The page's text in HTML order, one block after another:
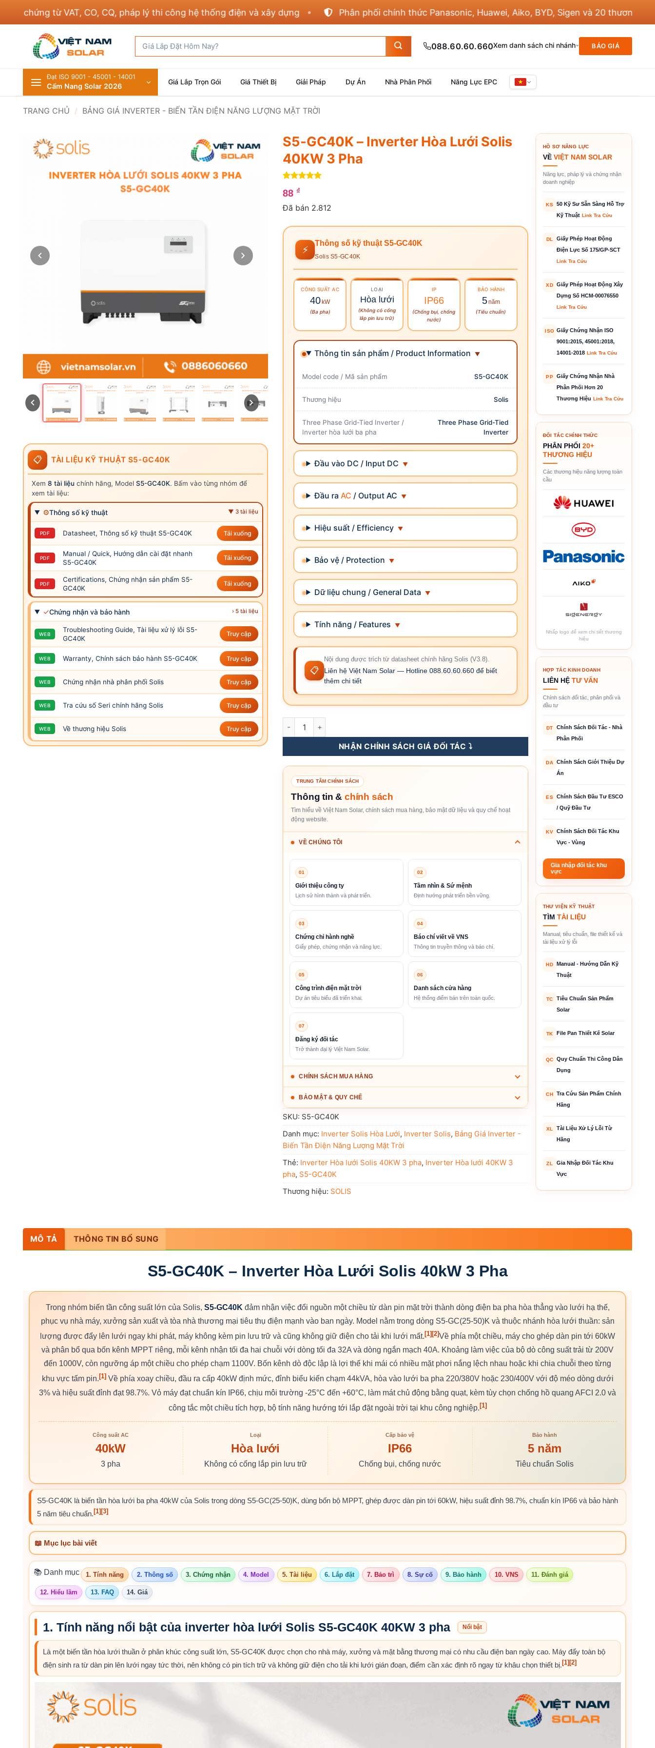
từ VAT, CO, CQ, pháp lý thi công hệ thống điện và xây dựng Phân phối chính thức Panasonic, Huawei, Aiko, BYD, Sigen và 20 thương hiệu khác
kiếm:
088.60.60.660Xem danh sách chi nhánh BÁO GIÁ
Đạt ISO 9001 - 45001 - 14001
Cẩm Nang Solar 2026 Giá Lắp Trọn Gói Giá Thiết Bị Giải Pháp Dự Án Nhà Phân Phối Năng Lực EPC
TRANG CHỦ / BẢNG GIÁ INVERTER - BIẾN TẦN ĐIỆN NĂNG LƯỢNG MẶT TRỜI
📋 TÀI LIỆU KỸ THUẬT S5-GC40K
Xem 8 tài liệu chính hãng, Model S5-GC40K. Bấm vào từng nhóm để
xem tài liệu:
⚙Thông số kỹ thuật ▼ 3 tài liệu
PDF Datasheet, Thông số kỹ thuật S5-GC40K Tải xuống
PDF
Manual / Quick, Hướng dẫn cài đặt nhanh
S5-GC40K
Tải xuống
PDF
Certifications, Chứng nhận sản phẩm S5-
GC40K
Tải xuống
✓Chứng nhận và bảo hành › 5 tài liệu
WEB
Troubleshooting Guide, Tài liệu xử lý lỗi S5-
GC40K
Truy cập
WEB Warranty, Chính sách bảo hành S5-GC40K Truy cập
WEB Chứng nhận nhà phân phối Solis Truy cập
WEB Tra cứu số Seri chính hãng Solis Truy cập
WEB Về thương hiệu Solis Truy cập
S5-GC40K – Inverter Hòa Lưới Solis
40KW 3 Pha
trên 5
dựa trên
88 ₫
Đã bán 2.812
⚡
Thông số kỹ thuật S5-GC40K
Solis S5-GC40K
CÔNG SUẤT AC
40kW
(Ba pha)
LOẠI
Hòa lưới
(Không có cổng
lắp pin lưu trữ)
IP
IP66
(Chống bụi, chống
nước)
BẢO HÀNH
5năm
(Tiêu chuẩn)
Thông tin sản phẩm / Product Information
Model code / Mã sản phẩm S5-GC40K
Thương hiệu Solis
Three Phase Grid-Tied Inverter /
Inverter hòa lưới ba pha
Three Phase Grid-Tied
Inverter
Đầu vào DC / Input DC
Đầu ra AC / Output AC
Hiệu suất / Efficiency
Bảo vệ / Protection
Dữ liệu chung / General Data
Tính năng / Features
📋
Nội dung được trích từ datasheet chính hãng Solis (V3.8).
Liên hệ Việt Nam Solar — Hotline 088.60.60.660 để biết
thêm chi tiết
S5-GC40K - Inverter Hòa Lưới Solis 40KW 3 Pha số lượng
NHẬN CHÍNH SÁCH GIÁ ĐỐI TÁC ⤵️
TRUNG TÂM CHÍNH SÁCH
Thông tin & chính sách
Tìm hiểu về Việt Nam Solar, chính sách mua hàng, bảo mật dữ liệu và quy chế hoạt
động website.
VỀ CHÚNG TÔI
01
Giới thiệu công ty
Lịch sử hình thành và phát triển.
02
Tầm nhìn & Sứ mệnh
Định hướng phát triển bền vững.
03
Chứng chỉ hành nghề
Giấy phép, chứng nhận và năng lực.
04
Báo chí viết về VNS
Thông tin truyền thông và báo chí.
05
Công trình điện mặt trời
Dự án tiêu biểu đã triển khai.
06
Danh sách cửa hàng
Hệ thống điểm bán trên toàn quốc.
07
Đăng ký đối tác
Trở thành đại lý Việt Nam Solar.
CHÍNH SÁCH MUA HÀNG
BẢO MẬT & QUY CHẾ
SKU: S5-GC40K
Danh mục: Inverter Solis Hòa Lưới, Inverter Solis, Bảng Giá Inverter -
Biến Tần Điện Năng Lượng Mặt Trời
Thẻ: Inverter Hòa lưới Solis 40KW 3 pha, Inverter Hòa lưới 40KW 3
pha, S5-GC40K
Thương hiệu: SOLIS
HỒ SƠ NĂNG LỰC
VỀ VIỆT NAM SOLAR
Năng lực, pháp lý và chứng nhận
doanh nghiệp
KS
50 Kỹ Sư Sẵn Sàng Hỗ Trợ
Kỹ Thuật Link Tra Cứu
DL
Giấy Phép Hoạt Động
Điện Lực Số 175/GP-SCT
Link Tra Cứu
XD
Giấy Phép Hoạt Động Xây
Dựng Số HCM-00076550
Link Tra Cứu
ISO Giấy Chứng Nhận ISO
9001:2015, 45001:2018,
14001-2018 Link Tra Cứu
PP
Giấy Chứng Nhận Nhà
Phân Phối Hơn 20
Thương Hiệu Link Tra Cứu
ĐỐI TÁC CHÍNH THỨC
PHÂN PHỐI 20+
THƯƠNG HIỆU
Các thương hiệu năng lượng toàn
cầu
Nhấp logo để xem chi tiết thương
hiệu
HỢP TÁC KINH DOANH
LIÊN HỆ TƯ VẤN
Chính sách đối tác, phân phối và
đầu tư
DT
Chính Sách Đối Tác - Nhà
Phân Phối
DA
Chính Sách Giới Thiệu Dự
Án
ES
Chính Sách Đầu Tư ESCO
/ Quỹ Đầu Tư
KV
Chính Sách Đối Tác Khu
Vực - Vùng
Gia nhập đối tác khu
vực
THƯ VIỆN KỸ THUẬT
TÌM TÀI LIỆU
Manual, tiêu chuẩn, file thiết kế và
tài liệu xử lý lỗi
HD
Manual - Hướng Dẫn Kỹ
Thuật
TC
Tiêu Chuẩn Sản Phẩm
Solar
TK File Pan Thiết Kế Solar
QC
Quy Chuẩn Thi Công Dân
Dụng
CH
Tra Cứu Sản Phẩm Chính
Hãng
XL
Tài Liệu Xử Lý Lỗi Từ
Hãng
ZL
Gia Nhập Đối Tác Khu
Vực
MÔ TẢ THÔNG TIN BỔ SUNG
S5-GC40K – Inverter Hòa Lưới Solis 40kW 3 Pha
Trong nhóm biến tần công suất lớn của Solis, S5-GC40K đảm nhận việc đổi nguồn một chiều từ dàn pin mặt trời thành dòng điện ba pha hòa thẳng vào lưới hạ thế,
phục vụ nhà máy, xưởng sản xuất và tòa nhà thương mại tiêu thụ điện mạnh vào ban ngày. Model nằm trong dòng S5-GC(25-50)K và thuộc nhánh hòa lưới thuần: sản
lượng được đẩy lên lưới ngay khi phát, máy không kèm pin lưu trữ và cũng không giữ điện cho tải khi lưới mất. [1] [2]Về phía một chiều, máy cho ghép dàn pin tới 60kW
và phân bổ qua bốn kênh MPPT riêng, mỗi kênh nhận tối đa hai chuỗi với dòng tối đa 32A và dòng ngắn mạch 40A. Khoảng làm việc của bộ dò công suất trải từ 200V
đến 1000V, còn ngưỡng áp một chiều cho phép chạm 1100V. Bốn kênh dò độc lập là lợi thế khi mái có nhiều mặt phơi nắng lệch nhau hoặc khi chia chuỗi theo từng
khu vực tấm pin. [1]Về phía xoay chiều, đầu ra cấp 40kW định mức, đỉnh biểu kiến chạm 44kVA, hòa vào lưới ba pha 220/380V hoặc 230/400V với độ méo dòng dưới
3% và hiệu suất đỉnh đạt 98.7%. Vỏ máy đạt chuẩn kín IP66, chịu môi trường -25°C đến +60°C, làm mát chủ động bằng quạt, kèm tùy chọn chống hồ quang AFCI 2.0 và
công tắc một chiều tích hợp, bộ tính năng hướng tới lắp đặt ngoài trời tại khu công nghiệp.[1]
Công suất AC
40kW
3 pha
Loại
Hòa lưới
Không có cổng lắp pin lưu trữ
Cấp bảo vệ
IP66
Chống bụi, chống nước
Bảo hành
5 năm
Tiêu chuẩn Solis
S5-GC40K là biến tần hòa lưới ba pha 40kW của Solis trong dòng S5-GC(25-50)K, dùng bốn bộ MPPT, ghép được dàn pin tới 60kW, hiệu suất đỉnh 98.7%, chuẩn kín IP66 và bảo hành
5 năm tiêu chuẩn. [1] [3]
📖 Mục lục bài viết
📚 Danh mục 1. Tính năng 2. Thông số 3. Chứng nhận 4. Model 5. Tài liệu 6. Lắp đặt 7. Bảo trì 8. Sự cố 9. Bảo hành 10. VNS 11. Đánh giá
12. Hiểu lầm 13. FAQ 14. Giá
1. Tính năng nổi bật của inverter hòa lưới Solis S5-GC40K 40KW 3 pha Nổi bật
Là một biến tần hòa lưới thuần ở phân khúc công suất lớn, S5-GC40K được chọn cho nhà máy, xưởng và mặt bằng thương mại có nhu cầu điện ban ngày cao. Máy đẩy toàn bộ
điện sinh ra từ dàn pin lên lưới ngay tức thời, nên không có pin tích trữ và không giữ điện cho tải khi lưới gián đoạn, điểm cần xác định rõ ngay từ khâu chọn thiết bị. [1] [2]